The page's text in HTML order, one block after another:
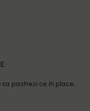
sa pastrezi ce iti place.